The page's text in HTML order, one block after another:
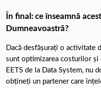
În final: ce înseamnă
Dumneavoastră?
Dacă desfășurați o activitate
sunt optimizarea costurilor
EETS de la Data System, nu
obțineți un partener care